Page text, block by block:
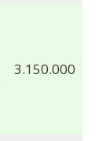
3.150.000